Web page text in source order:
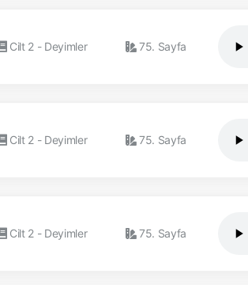
Cilt 2 - Deyimler 75. Sayfa
Cilt 2 - Deyimler 75. Sayfa
Cilt 2 - Deyimler 75. Sayfa